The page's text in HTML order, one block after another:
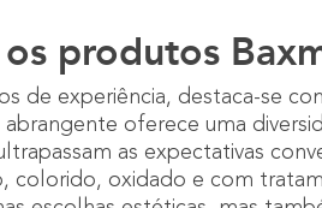
produtos
de experiência, destaca-se
oferece uma
as expectativas
colorido, oxidado e com